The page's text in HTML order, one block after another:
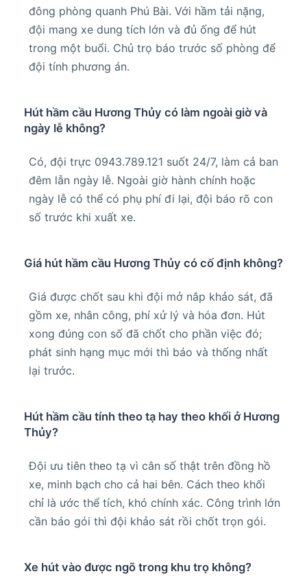
đông phòng quanh Phú Bài. Với hầm tải nặng,
đội mang xe dung tích lớn và đủ ống để hút
trong một buổi. Chủ trọ báo trước số phòng để
đội tính phương án.
Hút hầm cầu Hương Thủy có làm ngoài giờ và
ngày lễ không?
Có, đội trực 0943.789.121 suốt 24/7, làm cả ban
đêm lẫn ngày lễ. Ngoài giờ hành chính hoặc
ngày lễ có thể có phụ phí đi lại, đội báo rõ con
số trước khi xuất xe.
Giá hút hầm cầu Hương Thủy có cố định không?
Giá được chốt sau khi đội mở nắp khảo sát, đã
gồm xe, nhân công, phí xử lý và hóa đơn. Hút
xong đúng con số đã chốt cho phần việc đó;
phát sinh hạng mục mới thì báo và thống nhất
lại trước.
Hút hầm cầu tính theo tạ hay theo khối ở Hương
Thủy?
Đội ưu tiên theo tạ vì cân số thật trên đồng hồ
xe, minh bạch cho cả hai bên. Cách theo khối
chỉ là ước thể tích, khó chính xác. Công trình lớn
cần báo gói thì đội khảo sát rồi chốt trọn gói.
Xe hút vào được ngõ trong khu trọ không?